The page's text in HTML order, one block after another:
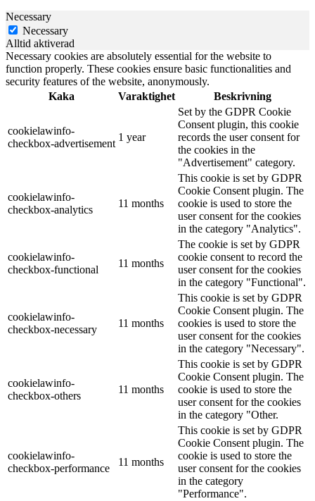
Necessary
Necessary
Alltid aktiverad
Necessary cookies are absolutely essential for the website to
function properly. These cookies ensure basic functionalities and
security features of the website, anonymously.
Kaka
Varaktighet Beskrivning
cookielawinfo-
checkbox-advertisement
1 year
Set by the GDPR Cookie
Consent plugin, this cookie
records the user consent for
the cookies in the
"Advertisement" category.
cookielawinfo-
checkbox-analytics
11 months
This cookie is set by GDPR
Cookie Consent plugin. The
cookie is used to store the
user consent for the cookies
in the category "Analytics".
cookielawinfo-
checkbox-functional
11 months
The cookie is set by GDPR
cookie consent to record the
user consent for the cookies
in the category "Functional".
cookielawinfo-
checkbox-necessary
11 months
This cookie is set by GDPR
Cookie Consent plugin. The
cookies is used to store the
user consent for the cookies
in the category "Necessary".
cookielawinfo-
checkbox-others
11 months
This cookie is set by GDPR
Cookie Consent plugin. The
cookie is used to store the
user consent for the cookies
in the category "Other.
cookielawinfo-
checkbox-performance
11 months
This cookie is set by GDPR
Cookie Consent plugin. The
cookie is used to store the
user consent for the cookies
in the category
"Performance".